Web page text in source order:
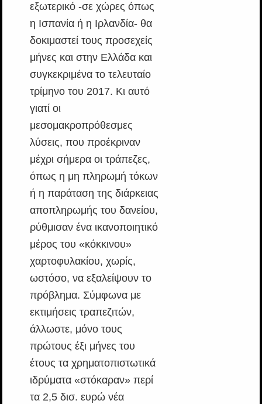
εξωτερικό -σε χώρες όπως
η Ισπανία ή η Ιρλανδία- θα
δοκιμαστεί τους προσεχείς
μήνες και στην Ελλάδα και
συγκεκριμένα το τελευταίο
τρίμηνο του 2017. Κι αυτό
γιατί οι
μεσομακροπρόθεσμες
λύσεις, που προέκριναν
μέχρι σήμερα οι τράπεζες,
όπως η μη πληρωμή τόκων
ή η παράταση της διάρκειας
αποπληρωμής του δανείου,
ρύθμισαν ένα ικανοποιητικό
μέρος του «κόκκινου»
χαρτοφυλακίου, χωρίς,
ωστόσο, να εξαλείψουν το
πρόβλημα. Σύμφωνα με
εκτιμήσεις τραπεζιτών,
άλλωστε, μόνο τους
πρώτους έξι μήνες του
έτους τα χρηματοπιστωτικά
ιδρύματα «στόκαραν» περί
τα 2,5 δισ. ευρώ νέα